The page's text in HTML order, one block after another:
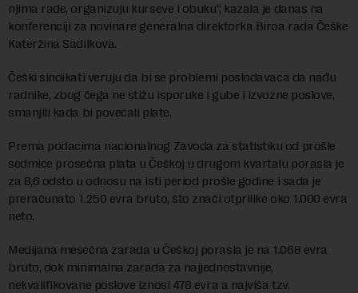
njima rade, organizuju kurseve i obuku“, kazala je danas na
konferenciji za novinare generalna direktorka Biroa rada Češke
Kateržina Sadilkova.
Češki sindikati veruju da bi se problemi poslodavaca da nađu
radnike, zbog čega ne stižu isporuke i gube i izvozne poslove,
smanjili kada bi povećali plate.
Prema podacima nacionalnog Zavoda za statistiku od prošle
sedmice prosečna plata u Češkoj u drugom kvartalu porasla je
za 8,6 odsto u odnosu na isti period prošle godine i sada je
preračunato 1.250 evra bruto, što znači otprilike oko 1.000 evra
neto.
Medijana mesečna zarada u Češkoj porasla je na 1.068 evra
bruto, dok minimalna zarada za najjednostavnije,
nekvalifikovane poslove iznosi 478 evra a najviša tzv.